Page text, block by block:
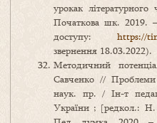
урокак
Початкова шк.
доступу: https://
звернення 18.03.2022).
Методичний
Савченко //
наук. пр. / Ін-т
України ; [редкол.: